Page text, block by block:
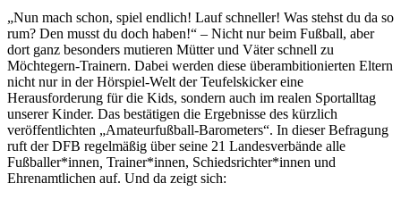
„Nun mach schon, spiel endlich! Lauf schneller! Was stehst du da so
rum? Den musst du doch haben!“ – Nicht nur beim Fußball, aber
dort ganz besonders mutieren Mütter und Väter schnell zu
Möchtegern-Trainern. Dabei werden diese überambitionierten Eltern
nicht nur in der Hörspiel-Welt der Teufelskicker eine
Herausforderung für die Kids, sondern auch im realen Sportalltag
unserer Kinder. Das bestätigen die Ergebnisse des kürzlich
veröffentlichten „Amateurfußball-Barometers“. In dieser Befragung
ruft der DFB regelmäßig über seine 21 Landesverbände alle
Fußballer*innen Trainer*innen, Schiedsrichter*innen und
Ehrenamtlichen auf. Und da zeigt sich: